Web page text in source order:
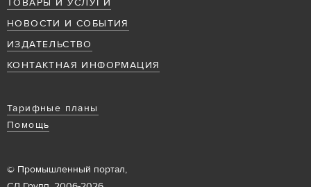
ТОВАРЫ И УСЛУГИ
НОВОСТИ И СОБЫТИЯ
ИЗДАТЕЛЬСТВО
КОНТАКТНАЯ ИНФОРМАЦИЯ
Тарифные планы
Помощь
© Промышленный портал,